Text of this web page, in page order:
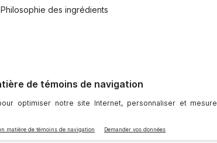
Philosophie des ingrédients